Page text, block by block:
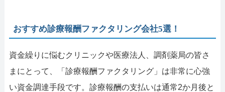
おすすめ診療報酬ファクタリング会社5選！
資金繰りに悩むクリニックや医療法人、調剤薬局の皆さ
まにとって、「診療報酬ファクタリング」は非常に心強
い資金調達手段です。診療報酬の支払いは通常2か月後と